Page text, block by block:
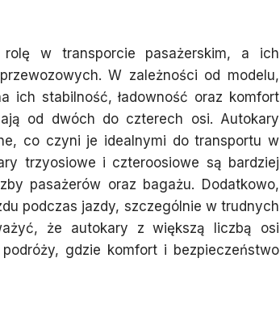
w transporcie pasażerskim, a ich
W zależności od modelu,
ich stabilność, ładowność oraz komfort
od dwóch do czterech osi. Autokary
co czyni je idealnymi do transportu w
trzyosiowe i czteroosiowe są bardziej
pasażerów oraz bagażu. Dodatkowo,
podczas jazdy, szczególnie w trudnych
że autokary z większą liczbą osi
gdzie komfort i bezpieczeństwo